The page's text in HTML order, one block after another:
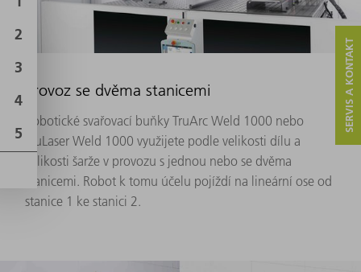
Provoz se dvěma stanicemi
Robotické svařovací buňky TruArc Weld 1000 nebo
TruLaser Weld 1000 využijete podle velikosti dílu a
velikosti šarže v provozu s jednou nebo se dvěma
stanicemi. Robot k tomu účelu pojíždí na lineární ose od
stanice 1 ke stanici 2.
SERVIS A KONTAKT